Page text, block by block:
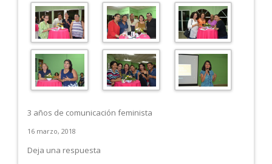
3 años de comunicación feminista
16 marzo, 2018
Deja una respuesta